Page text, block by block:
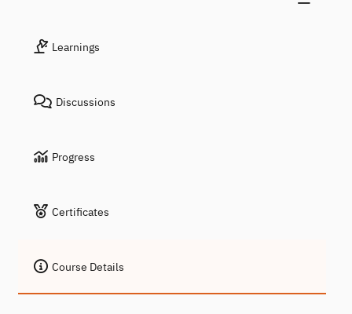
Learnings
Discussions
Progress
Certificates
Course Details